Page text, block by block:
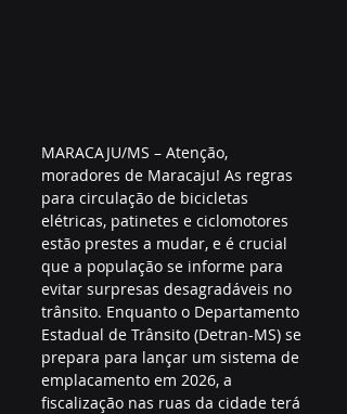
MARACAJU/MS – Atenção,
moradores de Maracaju! As regras
para circulação de bicicletas
elétricas, patinetes e ciclomotores
estão prestes a mudar, e é crucial
que a população se informe para
evitar surpresas desagradáveis no
trânsito. Enquanto o Departamento
Estadual de Trânsito (Detran-MS) se
prepara para lançar um sistema de
emplacamento em 2026, a
fiscalização nas ruas da cidade terá